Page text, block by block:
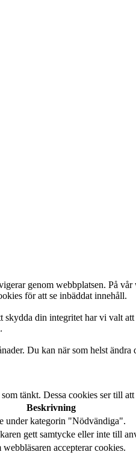
genom webbplatsen. På
för att se inbäddat innehåll.
din integritet har vi valt
Du kan när som helst
tänkt. Dessa cookies ser till
Beskrivning
under kategorin "Nödvändiga".
gett samtycke eller inte till
accepterar cookies.